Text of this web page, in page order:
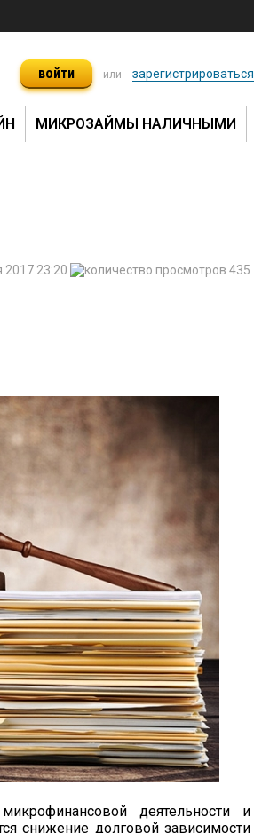
войти или зарегистрироваться
МИКРОЗАЙМЫ НАЛИЧНЫМИ
435
2017 23:20
деятельности и
снижение долговой зависимости